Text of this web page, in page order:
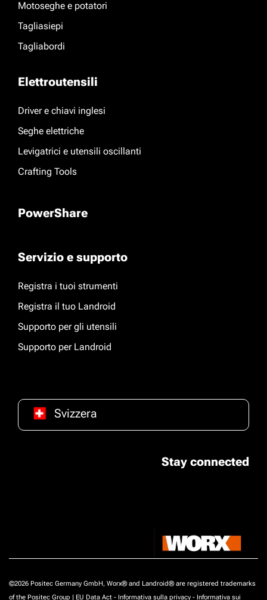
Motoseghe e potatori
Tagliasiepi
Tagliabordi
Elettroutensili
Driver e chiavi inglesi
Seghe elettriche
Levigatrici e utensili oscillanti
Crafting Tools
PowerShare
Servizio e supporto
Registra i tuoi strumenti
Registra il tuo Landroid
Supporto per gli utensili
Supporto per Landroid
Svizzera
Stay connected
©2026 Positec Germany GmbH, Worx® and Landroid® are registered trademarks
of the Positec Group | EU Data Act - Informativa sulla privacy - Informativa sui